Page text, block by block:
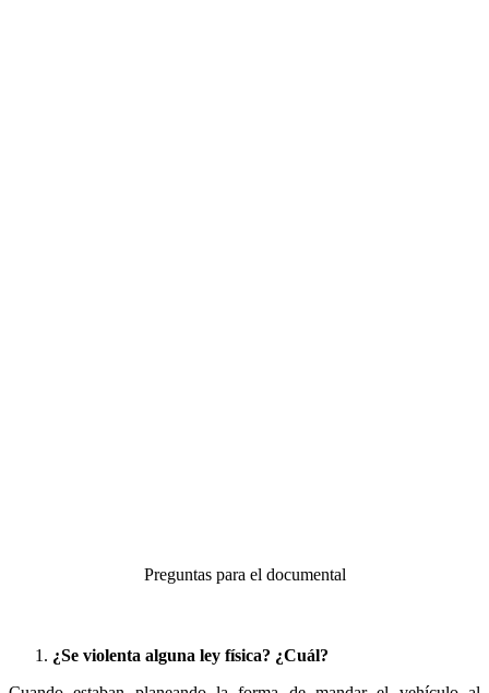
Preguntas para el documental
¿Se violenta alguna ley física? ¿Cuál?